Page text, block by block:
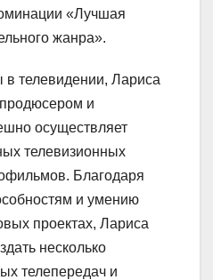
«Лучшая
жанра».
телевидении, Лариса
и
осуществляет
телевизионных
Благодаря
и умению
проектах, Лариса
несколько
телепередач и